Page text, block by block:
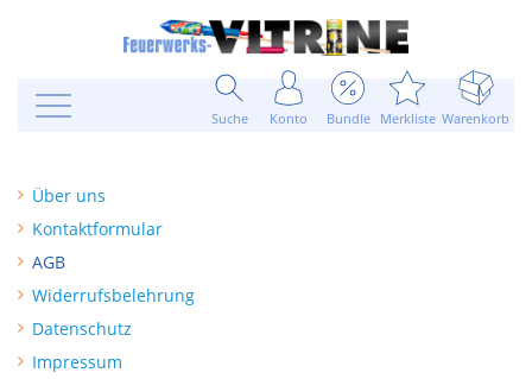
Suche Konto Bundle Merkliste Warenkorb
Über uns
Kontaktformular
AGB
Widerrufsbelehrung
Datenschutz
Impressum